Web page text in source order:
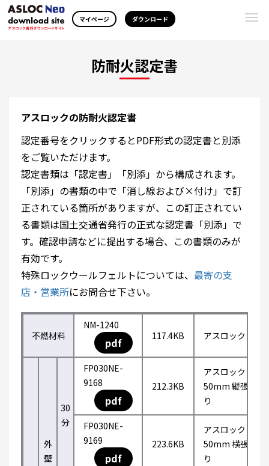
マイページ ダウンロード
防耐火認定書
アスロックの防耐火認定書
認定番号をクリックするとPDF形式の認定書と別添
をご覧いただけます。
認定書類は「認定書」「別添」から構成されます。
「別添」の書類の中で「消し線および×付け」で訂
正されている箇所がありますが、この訂正されてい
る書類は国土交通省発行の正式な認定書「別添」で
す。確認申請などに提出する場合、この書類のみが
有効です。
特殊ロックウールフェルトについては、 最寄の支
店・営業所にお問合せ下さい。
不燃材料
NM-1240
pdf 117.4KB アスロック
外
壁
30
分
FP030NE-
9168
pdf
212.3KB
アスロック
50mm 縦張
り
FP030NE-
9169
pdf
223.6KB
アスロック
50mm 横張
り